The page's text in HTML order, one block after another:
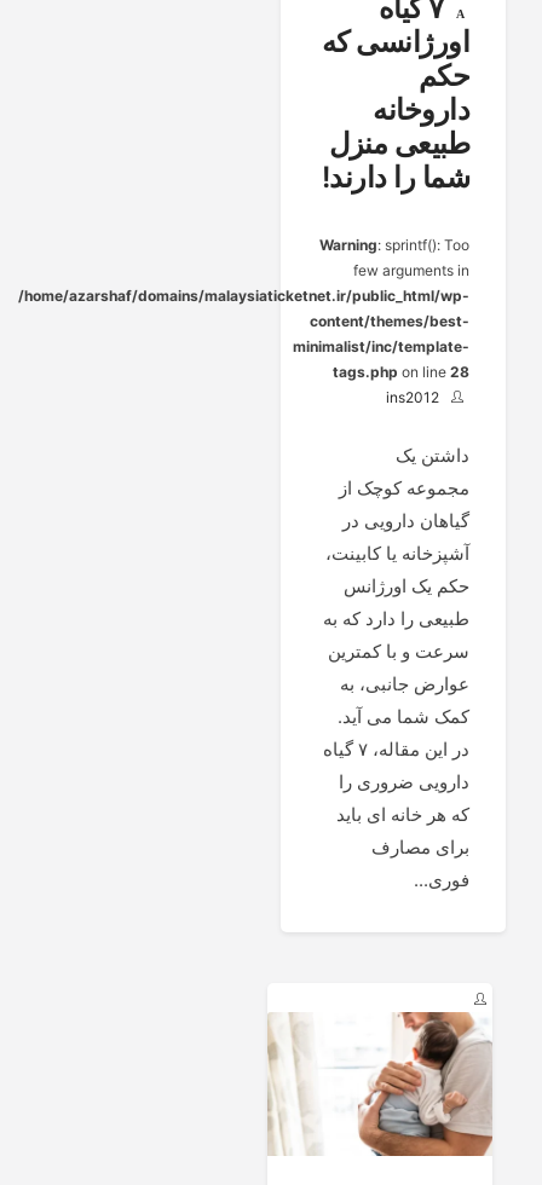
۷ گیاه
اورژانسی که
حکم
داروخانه
طبیعی منزل
شما را دارند!
Warning: sprintf(): Too
few arguments in
/home/azarshaf/domains/malaysiaticketnet.ir/public_html/wp-
content/themes/best-
minimalist/inc/template-
tags.php on line 28
ins2012
داشتن یک
مجموعه کوچک از
گیاهان دارویی در
آشپزخانه یا کابینت،
حکم یک اورژانس
طبیعی را دارد که به
سرعت و با کمترین
عوارض جانبی، به
کمک شما می آید.
در این مقاله، ۷ گیاه
دارویی ضروری را
که هر خانه ای باید
برای مصارف
فوری...